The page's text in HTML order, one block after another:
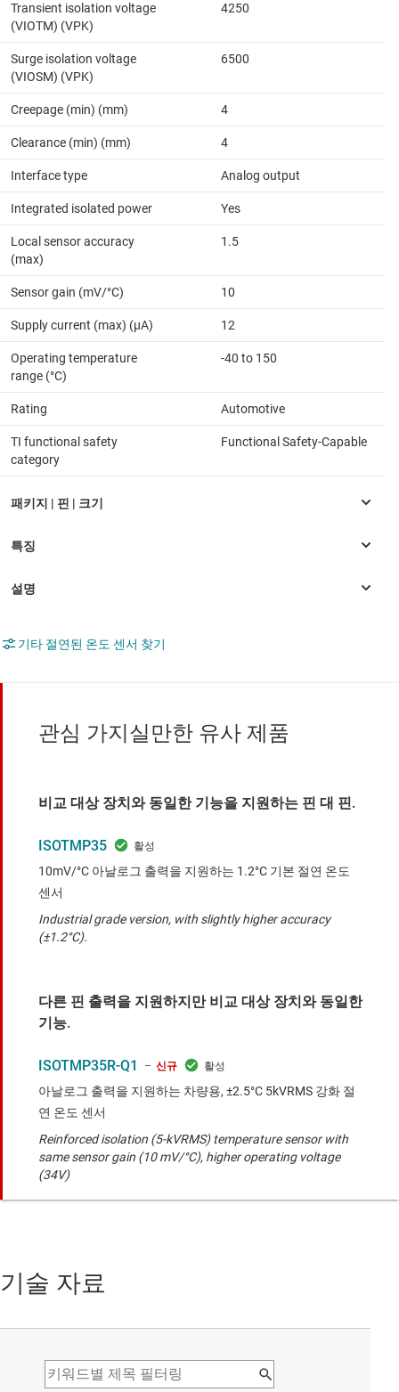
Transient isolation voltage
(VIOTM) (VPK)
4250
Surge isolation voltage
(VIOSM) (VPK)
6500
Creepage (min) (mm) 4
Clearance (min) (mm) 4
Interface type Analog output
Integrated isolated power Yes
Local sensor accuracy
(max)
1.5
Sensor gain (mV/°C) 10
Supply current (max) (µA) 12
Operating temperature
range (°C)
-40 to 150
Rating Automotive
TI functional safety
category
Functional Safety-Capable
기타 절연된 온도 센서 찾기
관심 가지실만한 유사 제품
비교 대상 장치와 동일한 기능을 지원하는 핀 대 핀.
ISOTMP35
10mV/°C 아날로그 출력을 지원하는 1.2°C 기본 절연 온도
센서
Industrial grade version, with slightly higher accuracy
(±1.2°C).
다른 핀 출력을 지원하지만 비교 대상 장치와 동일한
기능.
신규
ISOTMP35R-Q1
아날로그 출력을 지원하는 차량용, ±2.5°C 5kVRMS 강화 절
연 온도 센서
Reinforced isolation (5-kVRMS) temperature sensor with
same sensor gain (10 mV/°C), higher operating voltage
(34V)
기술 자료